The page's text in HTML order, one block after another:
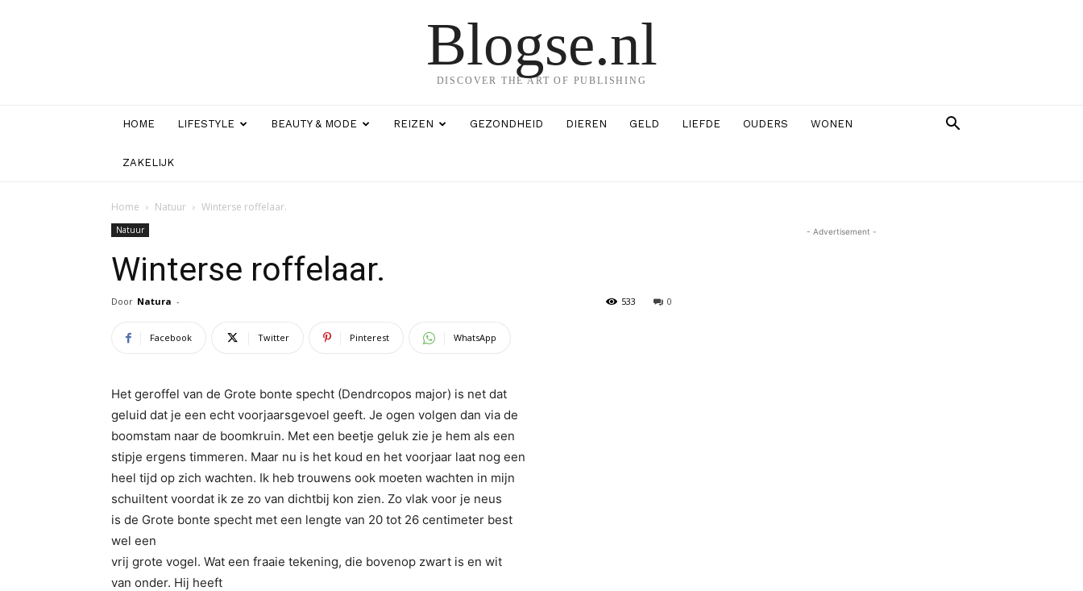
Blogse.nl
DISCOVER THE ART OF PUBLISHING
HOME LIFESTYLE BEAUTY & MODE REIZEN GEZONDHEID DIEREN GELD LIEFDE OUDERS WONEN
ZAKELIJK
Home Natuur Winterse roffelaar.
Natuur
Winterse roffelaar.
Door Natura - 0
533
Facebook Twitter Pinterest WhatsApp
Het geroffel van de Grote bonte specht (Dendrcopos major) is net dat
geluid dat je een echt voorjaarsgevoel geeft. Je ogen volgen dan via de
boomstam naar de boomkruin. Met een beetje geluk zie je hem als een
stipje ergens timmeren. Maar nu is het koud en het voorjaar laat nog een
heel tijd op zich wachten. Ik heb trouwens ook moeten wachten in mijn
schuiltent voordat ik ze zo van dichtbij kon zien. Zo vlak voor je neus
is de Grote bonte specht met een lengte van 20 tot 26 centimeter best
wel een
vrij grote vogel. Wat een fraaie tekening, die bovenop zwart is en wit
van onder. Hij heeft
- Advertisement -